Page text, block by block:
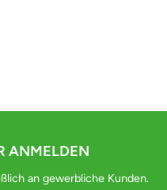
ANMELDEN
an gewerbliche Kunden.